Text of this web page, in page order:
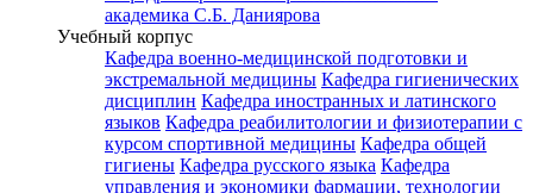
академика С.Б. Даниярова
Учебный корпус
Кафедра военно-медицинской подготовки и
экстремальной медицины Кафедра гигиенических
дисциплин Кафедра иностранных и латинского
языков Кафедра реабилитологии и физиотерапии с
курсом спортивной медицины Кафедра общей
гигиены Кафедра русского языка Кафедра
управления и экономики фармации, технологии